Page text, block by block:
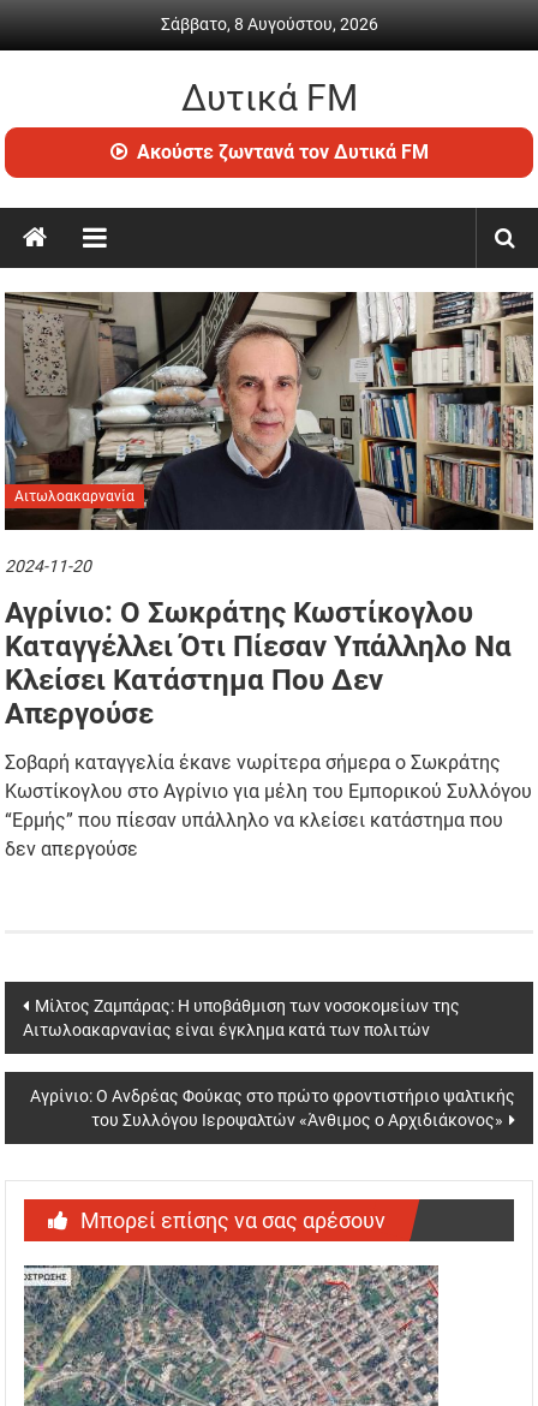
Σάββατο, 8 Αυγούστου, 2026
Δυτικά FM
Ραδιόφωνο
•
ενημέρωση
Ακούστε ζωντανά τον Δυτικά FM
Αιτωλοακαρνανία
2024-11-20
Αγρίνιο: Ο Σωκράτης Κωστίκογλου
Καταγγέλλει Ότι Πίεσαν Υπάλληλο Να
Κλείσει Κατάστημα Που Δεν
Απεργούσε
Σοβαρή καταγγελία έκανε νωρίτερα σήμερα ο Σωκράτης
Κωστίκογλου στο Αγρίνιο για μέλη του Εμπορικού Συλλόγου
“Ερμής” που πίεσαν υπάλληλο να κλείσει κατάστημα που
δεν απεργούσε
Post
navigation
Μίλτος Ζαμπάρας: Η υποβάθμιση των νοσοκομείων της
Αιτωλοακαρνανίας είναι έγκλημα κατά των πολιτών
Αγρίνιο: Ο Ανδρέας Φούκας στο πρώτο φροντιστήριο ψαλτικής
του Συλλόγου Ιεροψαλτών «Άνθιμος ο Αρχιδιάκονος»
Μπορεί επίσης να σας αρέσουν